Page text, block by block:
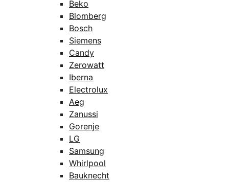
Beko
Blomberg
Bosch
Siemens
Candy
Zerowatt
Iberna
Electrolux
Aeg
Zanussi
Gorenje
LG
Samsung
Whirlpool
Bauknecht